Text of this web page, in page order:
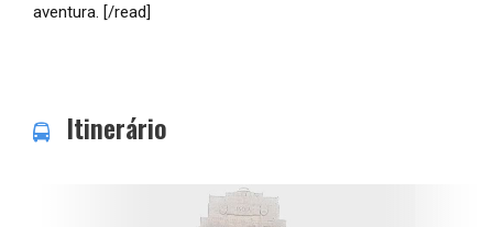
aventura. [/read]
Itinerário